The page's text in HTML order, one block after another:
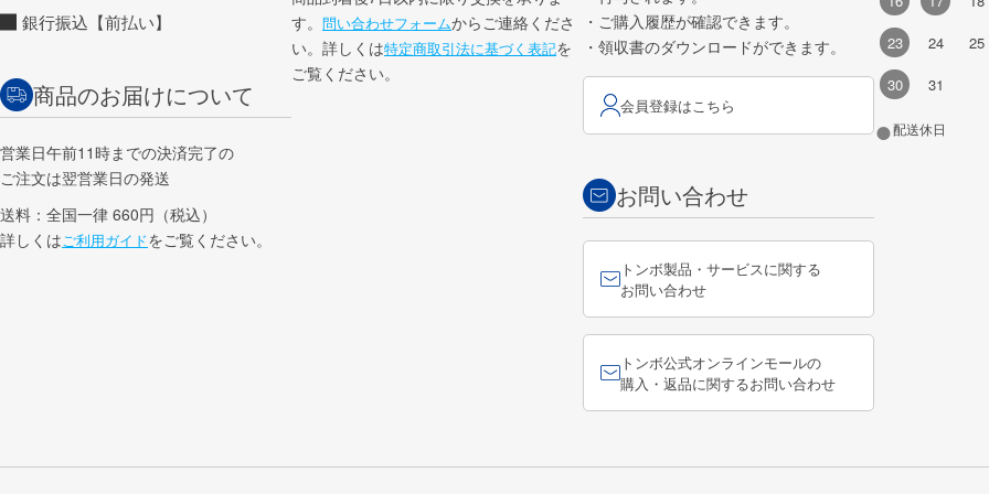
銀行振込【前払い】
商品のお届けについて
営業日午前11時までの決済完了の
ご注文は翌営業日の発送
送料：全国一律 660円（税込）
詳しくはご利用ガイドをご覧ください。
す。 問い合わせフォームからご連絡くださ
い。詳しくは特定商取引法に基づく表記を
ご覧ください。
・ご購入履歴が確認できます。
・領収書のダウンロードができます。
会員登録はこちら
お問い合わせ
トンボ製品・サービスに関する
お問い合わせ
トンボ公式オンラインモールの
購入・返品に関するお問い合わせ
23
24 25
30
31
●配送休日